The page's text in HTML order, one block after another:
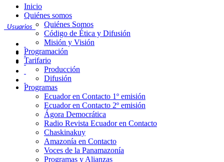
Usuarios
Inicio
Quiénes somos
Quiénes Somos
Código de Ética y Difusión
Misión y Visión
Programación
Tarifario
Producción
Difusión
Programas
Ecuador en Contacto 1º emisión
Ecuador en Contacto 2º emisión
Ágora Democrática
Radio Revista Ecuador en Contacto
Chaskinakuy
Amazonía en Contacto
Voces de la Panamazonía
Programas y Alianzas